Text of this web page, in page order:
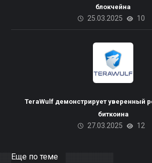
блокчейна
25.03.2025 10
TeraWulf демонстрирует уверенный
биткоина
27.03.2025 12
Еще по теме
Пакистана
использовать
электроэнергии
на базе ИИ